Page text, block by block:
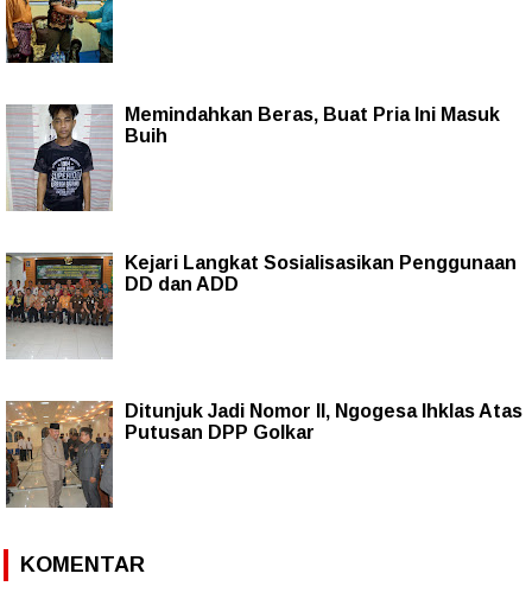
Memindahkan Beras, Buat Pria Ini Masuk
Buih
Kejari Langkat Sosialisasikan Penggunaan
DD dan ADD
Ditunjuk Jadi Nomor II, Ngogesa Ihklas Atas
Putusan DPP Golkar
KOMENTAR